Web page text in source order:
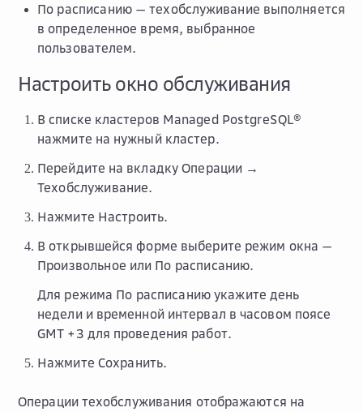
По расписанию— техобслуживание выполняется
в определенное время, выбранное
пользователем.
Настроить окно обслуживания
В списке кластеров Managed PostgreSQL®
нажмите на нужный кластер.
Перейдите на вкладкуОперации →
Техобслуживание.
Нажмите Настроить.
В открывшейся форме выберите режим окна —
Произвольное или По расписанию.
Для режима По расписанию укажите день
недели и временной интервал в часовом поясе
GMT +3 для проведения работ.
Нажмите Сохранить.
Операции техобслуживания отображаются на